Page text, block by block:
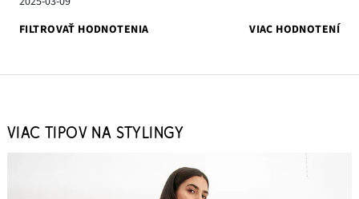
FILTROVAŤ HODNOTENIA
VIAC HODNOTENÍ
VIAC TIPOV NA STYLINGY